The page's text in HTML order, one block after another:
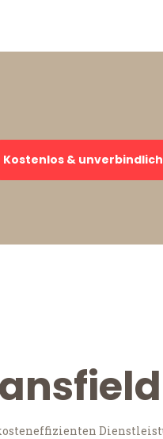
Kostenlos &